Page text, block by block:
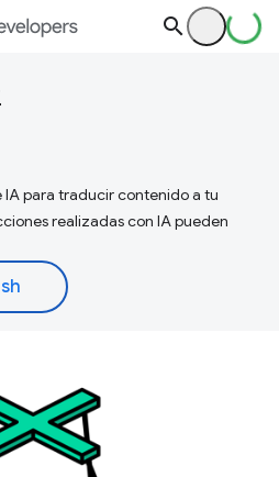
para traducir contenido a tu
realizadas con IA pueden